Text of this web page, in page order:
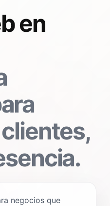
en
negocios que